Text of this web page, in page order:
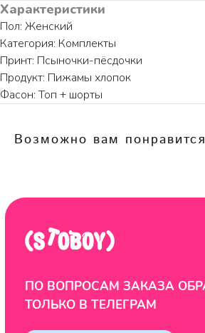
Характеристики
Пол: Женский
Категория: Комплекты
Принт: Псыночки-пёсдочки
Продукт: Пижамы хлопок
Фасон: Топ + шорты
Возможно вам понравится
ИНФОРМАЦИЯ
КАТАЛОГ
Доставка и оплата
О бренде
Пижамы из хлопка
Нижнее белье
ИНН 9701202160
Таблица размеров